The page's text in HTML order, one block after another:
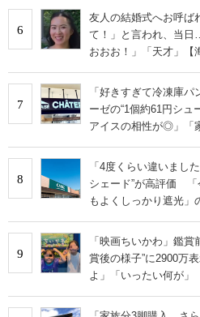
6
友人の結婚式へお呼
て！」と言われ、当
おおお！」「天才」【
7
「好きすぎて冷凍庫
ーゼの“1個約61円シ
アイスの相性が◎」「
8
「4度くらい違いまし
シェード”が高評価 「
もよくしっかり遮光」
9
「映画ちいかわ」鑑
賞後の様子”に2900万
よ」「いったい何が」